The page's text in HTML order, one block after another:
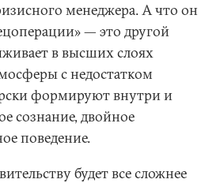
менеджера. А что он
— это другой
в высших слоях
с недостатком
формируют внутри и
сознание, двойное
поведение.
будет все сложнее